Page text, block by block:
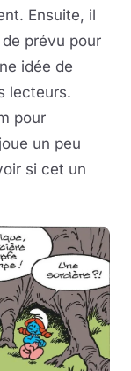
Ensuite, il
de prévu pour
idée de
lecteurs.
pour
un peu
si cet un